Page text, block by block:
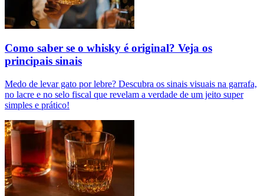
Como saber se o whisky é original? Veja os
principais sinais
Medo de levar gato por lebre? Descubra os sinais visuais na garrafa,
no lacre e no selo fiscal que revelam a verdade de um jeito super
simples e prático!